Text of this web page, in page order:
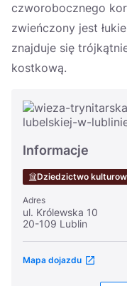
czworobocznego
zwieńczony jest
znajduje się
kostkową.
Informacje
Dziedzictwo
Adres
ul. Królewska 10
20-109 Lublin
Mapa dojazdu